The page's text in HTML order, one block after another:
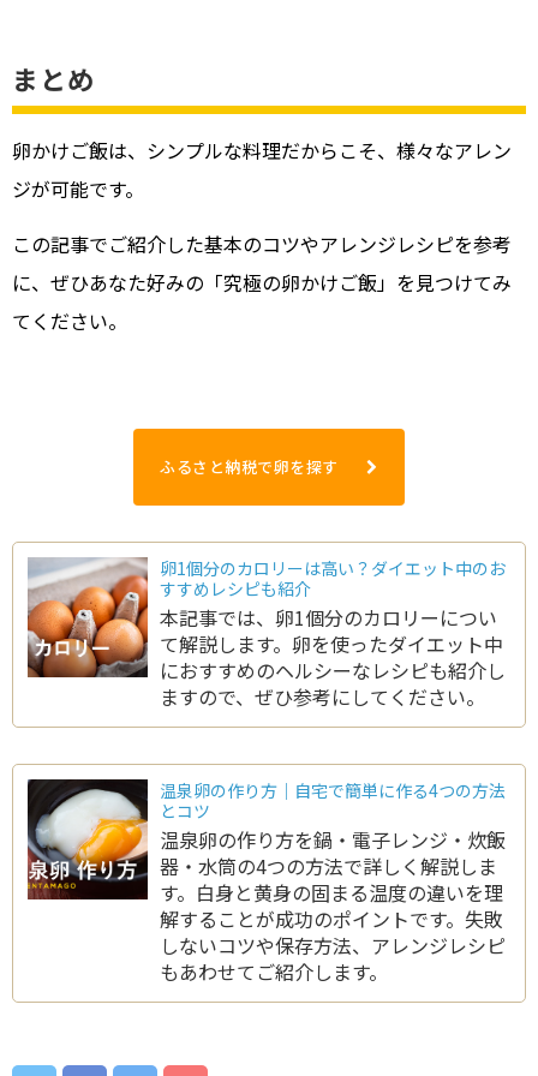
まとめ
卵かけご飯は、シンプルな料理だからこそ、様々なアレン
ジが可能です。
この記事でご紹介した基本のコツやアレンジレシピを参考
に、ぜひあなた好みの「究極の卵かけご飯」を見つけてみ
てください。
ふるさと納税で卵を探す
卵1個分のカロリーは高い？ダイエット中のお
すすめレシピも紹介
本記事では、卵1個分のカロリーについ
て解説します。卵を使ったダイエット中
におすすめのヘルシーなレシピも紹介し
ますので、ぜひ参考にしてください。
温泉卵の作り方｜自宅で簡単に作る4つの方法
とコツ
温泉卵の作り方を鍋・電子レンジ・炊飯
器・水筒の4つの方法で詳しく解説しま
す。白身と黄身の固まる温度の違いを理
解することが成功のポイントです。失敗
しないコツや保存方法、アレンジレシピ
もあわせてご紹介します。